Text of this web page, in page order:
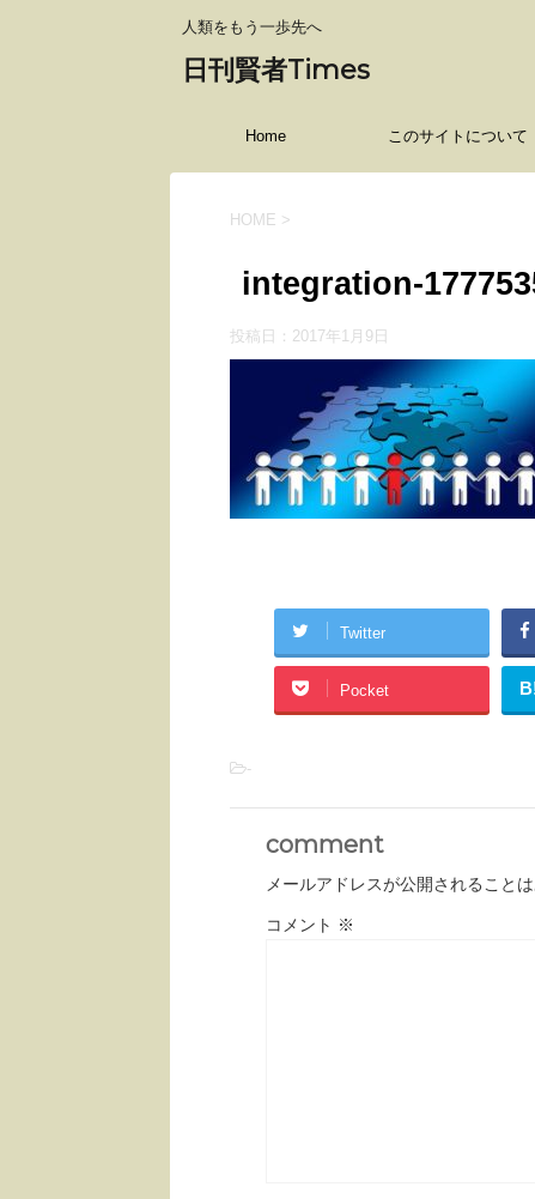
人類をもう一歩先へ
日刊賢者Times
Home このサイトについて
HOME >
integration-
投稿日： 2017年1月9日
Twitter
Pocket
-
comment
メールアドレスが公開されることは
コメント ※